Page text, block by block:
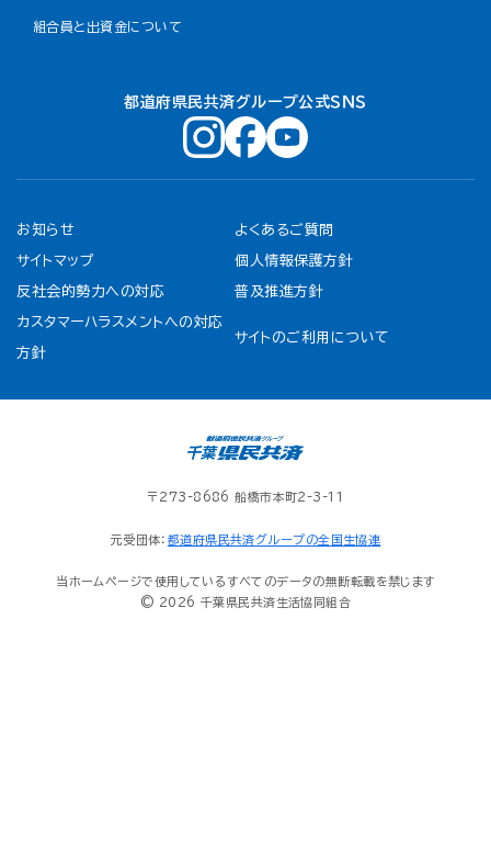
組合員と出資金について
都道府県民共済グループ公式ＳＮＳ
お知らせ よくあるご質問
サイトマップ 個人情報保護方針
反社会的勢力への対応 普及推進方針
カスタマーハラスメントへの対応
方針
サイトのご利用について
〒273-8686 船橋市本町2-3-11
元受団体： 都道府県民共済グループの全国生協連
当ホームページで使用しているすべてのデータの無断転載を禁じます
© 2026 千葉県民共済生活協同組合